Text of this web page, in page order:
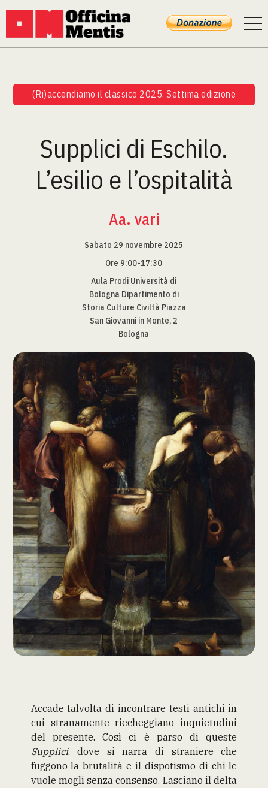
(Ri)accendiamo il classico 2025. Settima edizione
Supplici di Eschilo.
L’esilio e l’ospitalità
Aa. vari
Sabato 29 novembre 2025
Ore 9:00-17:30
Aula Prodi Università di
Bologna Dipartimento di
Storia Culture Civiltà Piazza
San Giovanni in Monte, 2
Bologna
Accade talvolta di incontrare testi antichi in
cui stranamente riecheggiano inquietudini
del presente. Così ci è parso di queste
Supplici, dove si narra di straniere che
fuggono la brutalità e il dispotismo di chi le
vuole mogli senza consenso. Lasciano il delta